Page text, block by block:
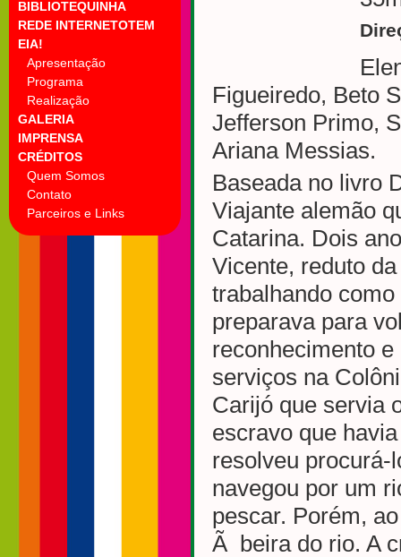
BIBLIOTEQUINHA
REDE INTERNETOTEM
EIA!
Apresentação
Programa
Realização
GALERIA
IMPRENSA
CRÉDITOS
Quem Somos
Contato
Parceiros e Links
Figueiredo, Beto
Jefferson Primo,
Ariana Messias.
Baseada no livro
Viajante alemão
Catarina. Dois
Vicente, reduto
trabalhando
preparava para
reconhecimento
serviços na
Carijó que servia
escravo que
resolveu procurá-
navegou por um
pescar. Porém,
Ã beira do rio. A